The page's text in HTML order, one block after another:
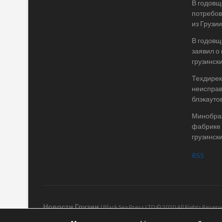
В
из Грузии
В
заявил
фабрике
RSS
Новости Грузии| Black Sea Press LTD © 2020 All Rights